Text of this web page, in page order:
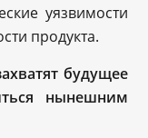
уязвимости
продукта.
будущее
нынешним